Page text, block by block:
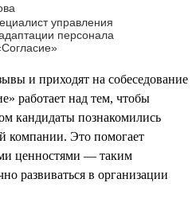
управления
персонала
и приходят на собеседование
работает над тем, чтобы
кандидаты познакомились
компании. Это помогает
ценностями — таким
развиваться в организации